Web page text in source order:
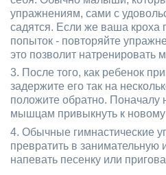
упражнениям, сами с
садятся. Если же ваша кроха
попыток - повторяйте
это позволит
После того, как ребенок
задержите его так на
положите обратно. Поначалу
мышцам привыкнуть к новому
Обычные гимнастические
превратить в занимательную
напевать песенку или